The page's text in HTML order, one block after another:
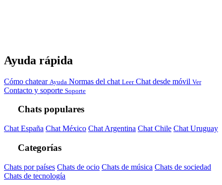
Ayuda rápida
Cómo chatear Ayuda Normas del chat Leer Chat desde móvil Ver
Contacto y soporte Soporte
Chats populares
Chat España Chat México Chat Argentina Chat Chile Chat Uruguay
Categorías
Chats por países Chats de ocio Chats de música Chats de sociedad
Chats de tecnología